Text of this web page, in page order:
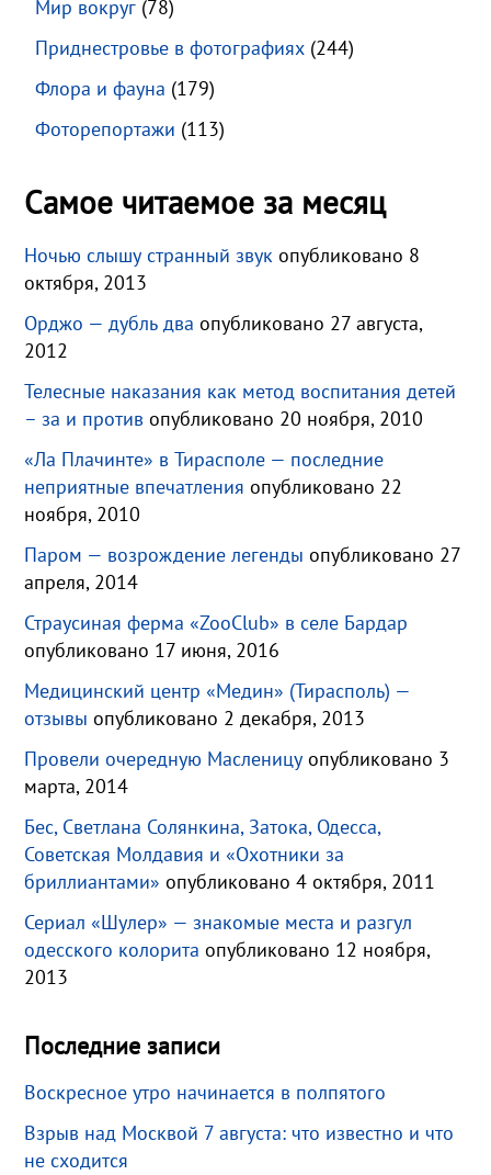
Мир вокруг (78)
Приднестровье в фотографиях (244)
Флора и фауна (179)
Фоторепортажи (113)
Самое читаемое за месяц
Ночью слышу странный звук опубликовано 8
октября, 2013
Орджо — дубль два опубликовано 27 августа,
2012
Телесные наказания как метод воспитания детей
– за и против опубликовано 20 ноября, 2010
«Ла Плачинте» в Тирасполе — последние
неприятные впечатления опубликовано 22
ноября, 2010
Паром — возрождение легенды опубликовано 27
апреля, 2014
Страусиная ферма «ZooClub» в селе Бардар
опубликовано 17 июня, 2016
Медицинский центр «Медин» (Тирасполь) —
отзывы опубликовано 2 декабря, 2013
Провели очередную Масленицу опубликовано 3
марта, 2014
Бес, Светлана Солянкина, Затока, Одесса,
Советская Молдавия и «Охотники за
бриллиантами» опубликовано 4 октября, 2011
Сериал «Шулер» — знакомые места и разгул
одесского колорита опубликовано 12 ноября,
2013
Последние записи
Воскресное утро начинается в полпятого
Взрыв над Москвой 7 августа: что известно и что
не сходится